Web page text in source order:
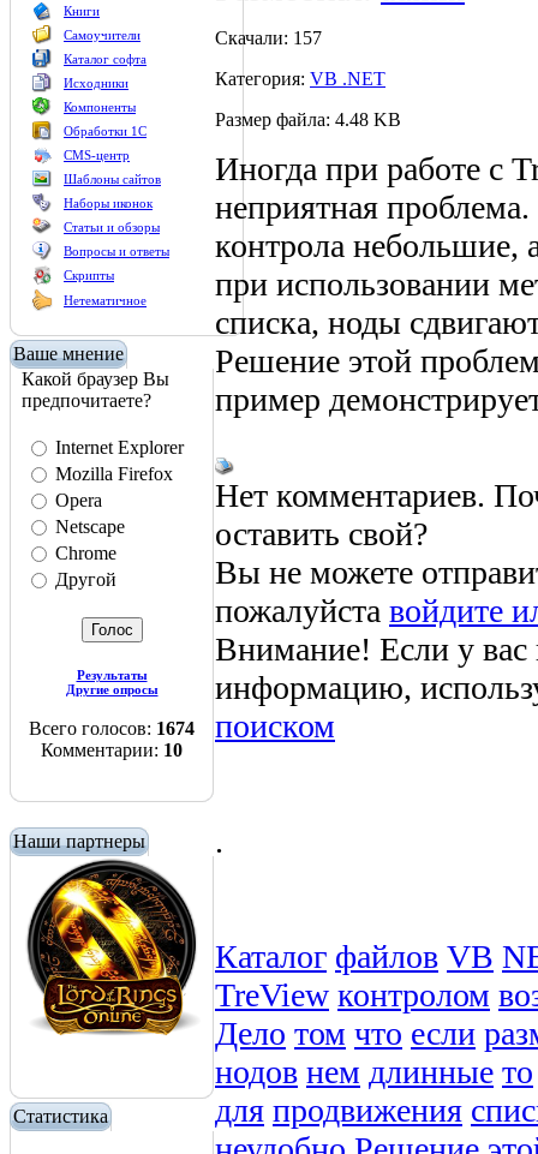
Книги
Самоучители
Каталог софта
Исходники
Компоненты
Обработки 1С
CMS-центр
Шаблоны сайтов
Наборы иконок
Статьи и обзоры
Вопросы и ответы
Скрипты
Нетематичное
Ваше мнение
Какой браузер Вы
предпочитаете?
Internet Explorer
Mozilla Firefox
Opera
Netscape
Chrome
Другой
Результаты
Другие опросы
Всего голосов: 1674
Комментарии: 10
Наши партнеры
Статистика
Скачали: 157
Категория: VB .NET
Размер файла: 4.48 KB
Иногда при работе с
неприятная
контрола небольшие,
при использовании
списка, ноды
Решение этой
пример
Нет комментариев.
оставить свой?
Вы не можете
пожалуйста войдите
Внимание! Если у
информацию,
поиском
.
Каталог файлов VB
TreView контролом
Дело том что если
нодов нем длинные то
для продвижения